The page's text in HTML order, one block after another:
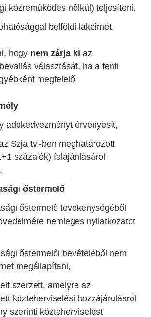
közreműködés nélkül) teljesíteni.
belföldi lakcímét.
hogy nem zárja ki az
választását, ha a fenti
megfelelő
adókedvezményt érvényesít,
Szja tv.-ben meghatározott
százalék) felajánlásáról
őstermelő
őstermelő tevékenységéből
nemleges nyilatkozatot
őstermelői bevételéből nem
megállapítani,
szerzett, amelyre az
közteherviselési hozzájárulásról
szerinti közteherviselést